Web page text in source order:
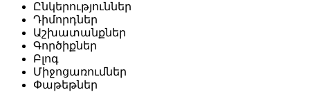
Ընկերություններ
Դիմորդներ
Աշխատանքներ
Գործիքներ
Բլոգ
Միջոցառումներ
Փաթեթներ